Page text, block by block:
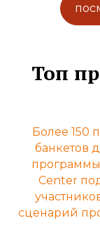
Топ
Более 150
банкетов
программы
Center
сценарий